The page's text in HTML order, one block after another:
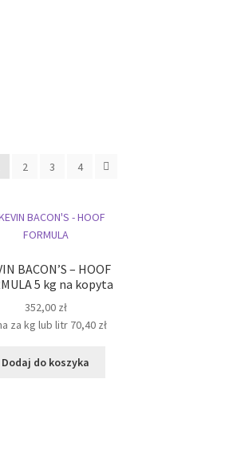
2 3 4
BACON’S – HOOF
5 kg na kopyta
352,00 zł
za kg lub litr 70,40 zł
Dodaj do koszyka